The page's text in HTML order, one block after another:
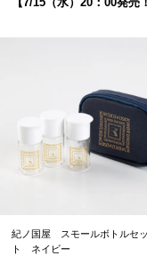
紀ノ国屋 スモールボトルセッ
ト ネイビー